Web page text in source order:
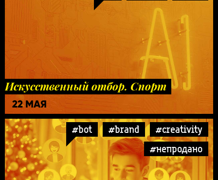
Искусственный отбор. Спорт
22 МАЯ
#bot #brand
#creativity
#непродано